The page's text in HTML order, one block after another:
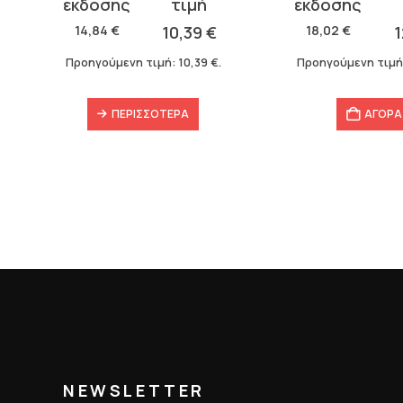
14,84 €
was:
14,84 €.
10,39 €
τιμή
είναι:
Προηγούμενη τιμή: 10,39 €.
ΠΕΡΙΣΣΌΤΕΡΑ
18,02 €
was:
18,02 €.
τιμή
είναι:
Προηγούμενη
ΑΓΟΡΑ
NEWSLETTER